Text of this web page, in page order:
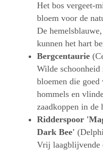
Het bos vergeet-
bloem voor de
De
kunnen het hart
Bergcentaurie
Wilde schoonheid
bloemen die
hommels en
zaadkoppen in de
Ridderspoor
Dark Bee'
Vrij laagblijvende